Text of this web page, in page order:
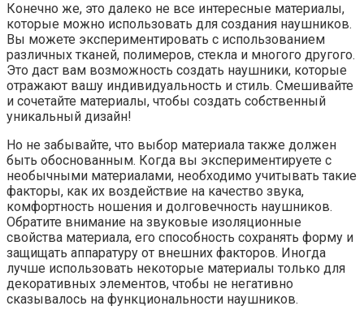
Конечно же, это далеко не все интересные материалы,
которые можно использовать для создания наушников.
Вы можете экспериментировать с использованием
различных тканей, полимеров, стекла и многого другого.
Это даст вам возможность создать наушники, которые
отражают вашу индивидуальность и стиль. Смешивайте
и сочетайте материалы, чтобы создать собственный
уникальный дизайн!
Но не забывайте, что выбор материала также должен
быть обоснованным. Когда вы экспериментируете с
необычными материалами, необходимо учитывать такие
факторы, как их воздействие на качество звука,
комфортность ношения и долговечность наушников.
Обратите внимание на звуковые изоляционные
свойства материала, его способность сохранять форму и
защищать аппаратуру от внешних факторов. Иногда
лучше использовать некоторые материалы только для
декоративных элементов, чтобы не негативно
сказывалось на функциональности наушников.